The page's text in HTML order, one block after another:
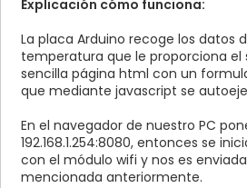
echo"<p align='center'><b>
serif' size='3'>Los datos
<br>
Humedad:$humedad<br>
Temperatura:$temperatura<br>
echo"<h2 id='CuentaAtras'
</h2>";
}
else
Explicación cómo funciona:
La placa Arduino recoge los datos
temperatura que le proporciona el
sencilla página html con un
que mediante javascript se
En el navegador de nuestro PC
192.168.1.254:8080, entonces se
con el módulo wifi y nos es
mencionada anteriormente.